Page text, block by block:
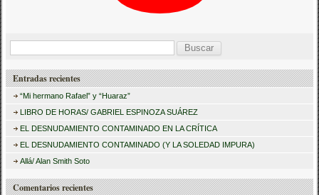
s
r
Entradas recientes
“Mi hermano Rafael” y “Huaraz”
LIBRO DE HORAS/ GABRIEL ESPINOZA SUÁREZ
EL DESNUDAMIENTO CONTAMINADO EN LA CRÍTICA
EL DESNUDAMIENTO CONTAMINADO (Y LA SOLEDAD IMPURA)
Allá/ Alan Smith Soto
Comentarios recientes